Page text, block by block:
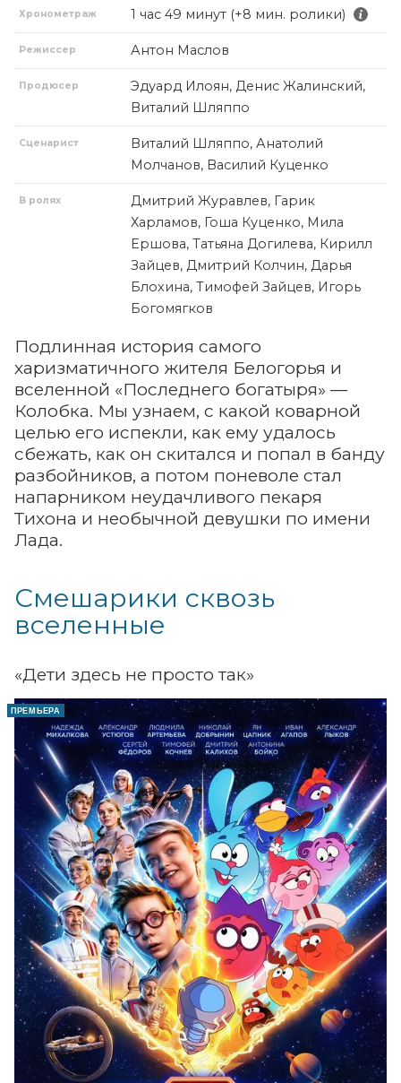
Хронометраж 1 час 49 минут (+8 мин. ролики)
Режиссер Антон Маслов
Продюсер
Эдуард Илоян, Денис Жалинский,
Виталий Шляппо
Сценарист
Виталий Шляппо, Анатолий
Молчанов, Василий Куценко
В ролях
Дмитрий Журавлев, Гарик
Харламов, Гоша Куценко, Мила
Ершова, Татьяна Догилева, Кирилл
Зайцев, Дмитрий Колчин, Дарья
Блохина, Тимофей Зайцев, Игорь
Богомягков
Подлинная история самого
харизматичного жителя Белогорья и
вселенной «Последнего богатыря» —
Колобка. Мы узнаем, с какой коварной
целью его испекли, как ему удалось
сбежать, как он скитался и попал в банду
разбойников, а потом поневоле стал
напарником неудачливого пекаря
Тихона и необычной девушки по имени
Лада.
Смешарики сквозь
вселенные
«Дети здесь не просто так»
ПРЕМЬЕРА